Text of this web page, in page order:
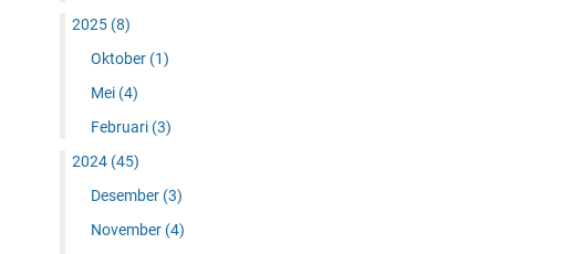
2025 (8)
Oktober (1)
Mei (4)
Februari (3)
2024 (45)
Desember (3)
November (4)